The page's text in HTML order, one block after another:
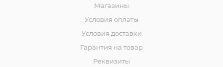
Магазины
Условия оплаты
Условия доставки
Гарантия на товар
Реквизиты